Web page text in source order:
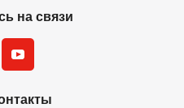
на связи